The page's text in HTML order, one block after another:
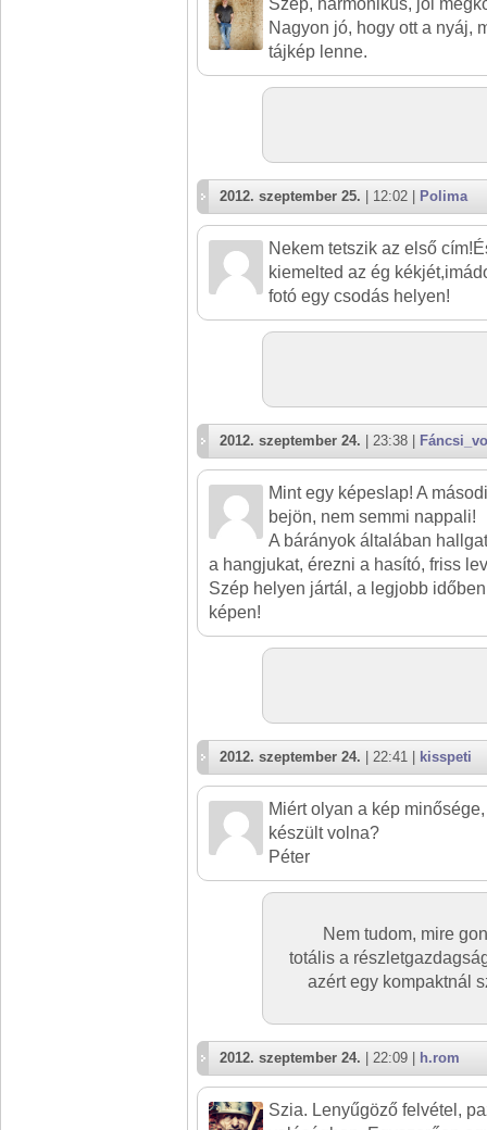
Szép, harmonikus, jól
Nagyon jó, hogy ott a nyáj,
tájkép lenne.
2012. szeptember 25. | 12:02 | Polima
Nekem tetszik az első
kiemelted az ég
fotó egy csodás helyen!
2012. szeptember 24. | 23:38 |
Mint egy képeslap! A
bejön, nem semmi nappali!
A bárányok általában
a hangjukat, érezni a hasító, friss
Szép helyen jártál, a legjobb
képen!
2012. szeptember 24. | 22:41 | kisspeti
Miért olyan a kép
készült volna?
Péter
Nem tudom, mire
totális a
azért egy kompaktnál
2012. szeptember 24. | 22:09 | h.rom
Szia. Lenyűgöző felvétel,